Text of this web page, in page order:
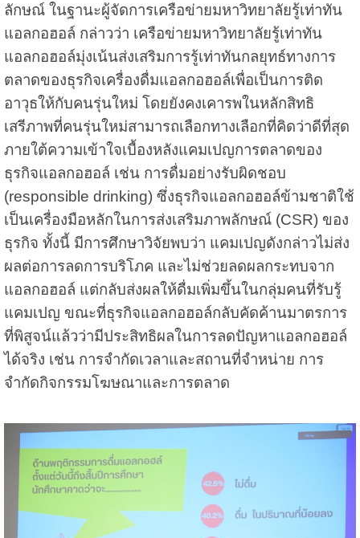
ลักษณ์ ในฐานะผู้จัดการเครือข่ายมหาวิทยาลัยรู้เท่าทัน
แอลกอฮอล์ กล่าวว่า เครือข่ายมหาวิทยาลัยรู้เท่าทัน
แอลกอฮอล์มุ่งเน้นส่งเสริมการรู้เท่าทันกลยุทธ์ทางการ
ตลาดของธุรกิจเครื่องดื่มแอลกอฮอล์เพื่อเป็นการติด
อาวุธให้กับคนรุ่นใหม่ โดยยังคงเคารพในหลักสิทธิ
เสรีภาพที่คนรุ่นใหม่สามารถเลือกทางเลือกที่คิดว่าดีที่สุด
ภายใต้ความเข้าใจเบื้องหลังแคมเปญการตลาดของ
ธุรกิจแอลกอฮอล์ เช่น การดื่มอย่างรับผิดชอบ
(responsible drinking) ซึ่งธุรกิจแอลกอฮอล์ข้ามชาติใช้
เป็นเครื่องมือหลักในการส่งเสริมภาพลักษณ์ (CSR) ของ
ธุรกิจ ทั้งนี้ มีการศึกษาวิจัยพบว่า แคมเปญดังกล่าวไม่ส่ง
ผลต่อการลดการบริโภค และไม่ช่วยลดผลกระทบจาก
แอลกอฮอล์ แต่กลับส่งผลให้ดื่มเพิ่มขึ้นในกลุ่มคนที่รับรู้
แคมเปญ ขณะที่ธุรกิจแอลกอฮอล์กลับคัดค้านมาตรการ
ที่พิสูจน์แล้วว่ามีประสิทธิผลในการลดปัญหาแอลกอฮอล์
ได้จริง เช่น การจำกัดเวลาและสถานที่จำหน่าย การ
จำกัดกิจกรรมโฆษณาและการตลาด